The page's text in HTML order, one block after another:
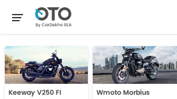
Keeway V250 FI Wmoto Morbius